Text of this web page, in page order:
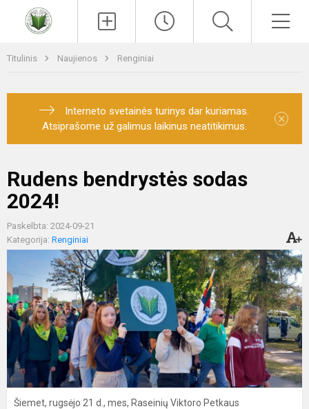
Titulinis Naujienos Renginiai
Interneto svetainės turinys dar kuriamas.
Atsiprašome už galimus laikinus neatitikimus.
×
Rudens bendrystės sodas
2024!
Paskelbta: 2024-09-21
Kategorija: Renginiai
Šiemet, rugsėjo 21 d., mes, Raseinių Viktoro Petkaus